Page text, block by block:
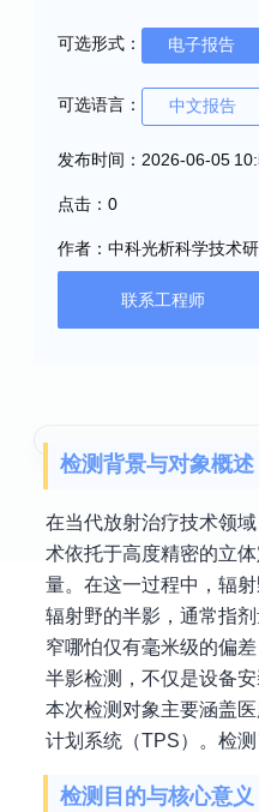
可选形式： 电子报告
可选语言： 中文报告
发布时间：2026-06-05
点击：0
作者：中科光析科学技术
联系工程师
检测背景与对象概述
在当代放射治疗技术领
术依托于高度精密的立
量。在这一过程中，辐
辐射野的半影，通常指
窄哪怕仅有毫米级的偏
半影检测，不仅是设备
本次检测对象主要涵盖
计划系统（TPS）。检
检测目的与核心意义